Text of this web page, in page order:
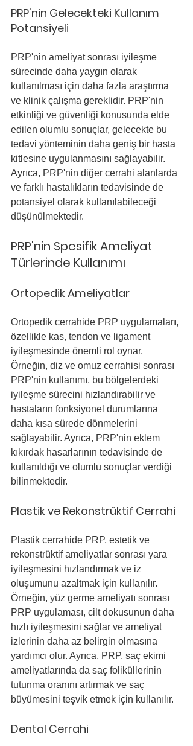
PRP'nin Gelecekteki Kullanım
Potansiyeli
PRP'nin ameliyat sonrası iyileşme
sürecinde daha yaygın olarak
kullanılması için daha fazla araştırma
ve klinik çalışma gereklidir. PRP'nin
etkinliği ve güvenliği konusunda elde
edilen olumlu sonuçlar, gelecekte bu
tedavi yönteminin daha geniş bir hasta
kitlesine uygulanmasını sağlayabilir.
Ayrıca, PRP'nin diğer cerrahi alanlarda
ve farklı hastalıkların tedavisinde de
potansiyel olarak kullanılabileceği
düşünülmektedir.
PRP'nin Spesifik Ameliyat
Türlerinde Kullanımı
Ortopedik Ameliyatlar
Ortopedik cerrahide PRP uygulamaları,
özellikle kas, tendon ve ligament
iyileşmesinde önemli rol oynar.
Örneğin, diz ve omuz cerrahisi sonrası
PRP'nin kullanımı, bu bölgelerdeki
iyileşme sürecini hızlandırabilir ve
hastaların fonksiyonel durumlarına
daha kısa sürede dönmelerini
sağlayabilir. Ayrıca, PRP'nin eklem
kıkırdak hasarlarının tedavisinde de
kullanıldığı ve olumlu sonuçlar verdiği
bilinmektedir.
Plastik ve Rekonstrüktif Cerrahi
Plastik cerrahide PRP, estetik ve
rekonstrüktif ameliyatlar sonrası yara
iyileşmesini hızlandırmak ve iz
oluşumunu azaltmak için kullanılır.
Örneğin, yüz germe ameliyatı sonrası
PRP uygulaması, cilt dokusunun daha
hızlı iyileşmesini sağlar ve ameliyat
izlerinin daha az belirgin olmasına
yardımcı olur. Ayrıca, PRP, saç ekimi
ameliyatlarında da saç foliküllerinin
tutunma oranını artırmak ve saç
büyümesini teşvik etmek için kullanılır.
Dental Cerrahi